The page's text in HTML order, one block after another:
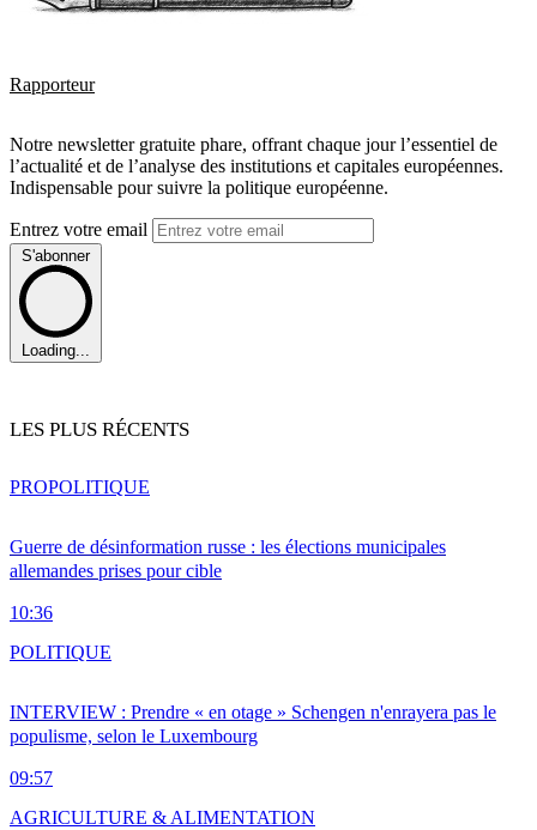
Rapporteur
Notre newsletter gratuite phare, offrant chaque jour l’essentiel de
l’actualité et de l’analyse des institutions et capitales européennes.
Indispensable pour suivre la politique européenne.
Entrez votre email
S'abonner
Loading...
LES PLUS RÉCENTS
Guerre de désinformation russe : les élections municipales
allemandes prises pour cible
10:36
PROPOLITIQUE
INTERVIEW : Prendre « en otage » Schengen n'enrayera pas le
populisme, selon le Luxembourg
09:57
POLITIQUE
AGRICULTURE & ALIMENTATION